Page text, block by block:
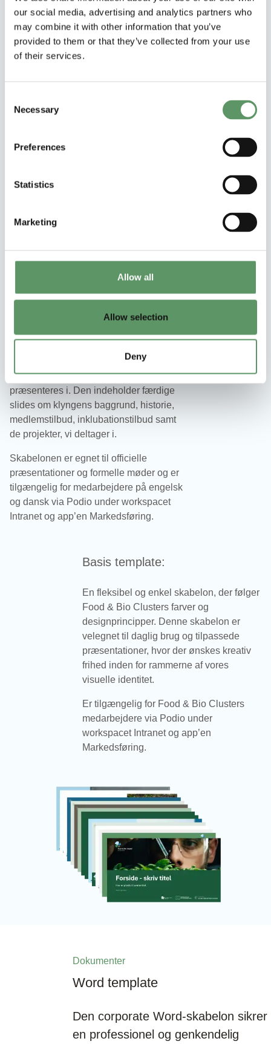
our social media, advertising and analytics partners who
may combine it with other information that you’ve
provided to them or that they’ve collected from your use
of their services.
Selection
Necessary
Preferences
Statistics
Marketing
Allow all
Allow selection
Deny
Food & Bio Clusters
designmanual indeholder to
PowerPoint-skabeloner, der
sikrer et professionelt og
Denne skabelon er designet til at
præsentere klyngens kerneområder og
matche relevante slides ud fra målgruppe
og kontekst, som klyngen skal
præsenteres i. Den indeholder færdige
slides om klyngens baggrund, historie,
medlemstilbud, inklubationstilbud samt
de projekter, vi deltager i.
Skabelonen er egnet til officielle
præsentationer og formelle møder og er
tilgængelig for medarbejdere på engelsk
og dansk via Podio under workspacet
Intranet og app’en Markedsføring.
Basis template:
En fleksibel og enkel skabelon, der følger
Food & Bio Clusters farver og
designprincipper. Denne skabelon er
velegnet til daglig brug og tilpassede
præsentationer, hvor der ønskes kreativ
frihed inden for rammerne af vores
visuelle identitet.
Er tilgængelig for Food & Bio Clusters
medarbejdere via Podio under
workspacet Intranet og app’en
Markedsføring.
Dokumenter
Word template
Den corporate Word-skabelon sikrer
en professionel og genkendelig